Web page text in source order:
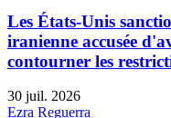
Les États-Unis
iranienne accusée
contourner les
30 juil. 2026
Ezra Reguerra